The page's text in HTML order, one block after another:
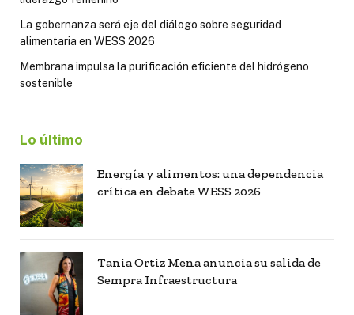
La gobernanza será eje del diálogo sobre seguridad
alimentaria en WESS 2026
Membrana impulsa la purificación eficiente del hidrógeno
sostenible
Lo último
Energía y alimentos: una dependencia
crítica en debate WESS 2026
Tania Ortiz Mena anuncia su salida de
Sempra Infraestructura